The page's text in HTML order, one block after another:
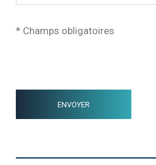
* Champs obligatoires